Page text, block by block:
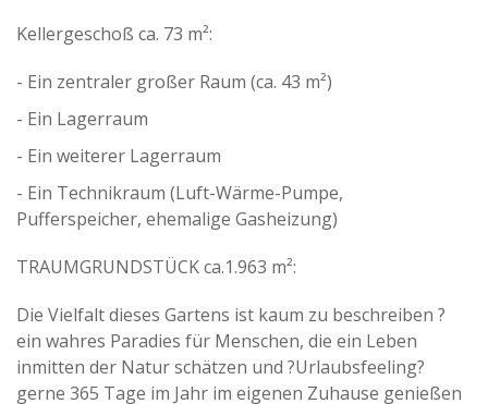
Kellergeschoß ca. 73 m²:
- Ein zentraler großer Raum (ca. 43 m²)
- Ein Lagerraum
- Ein weiterer Lagerraum
- Ein Technikraum (Luft-Wärme-Pumpe,
Pufferspeicher, ehemalige Gasheizung)
TRAUMGRUNDSTÜCK ca.1.963 m²:
Die Vielfalt dieses Gartens ist kaum zu beschreiben ?
ein wahres Paradies für Menschen, die ein Leben
inmitten der Natur schätzen und ?Urlaubsfeeling?
gerne 365 Tage im Jahr im eigenen Zuhause genießen